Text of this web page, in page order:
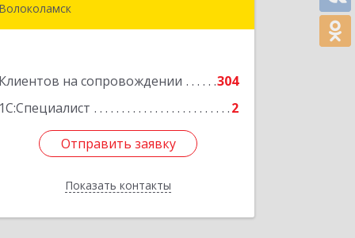
Волоколамск
Клиентов на сопровождении
304
1С:Специалист
2
Отправить заявку
Показать контакты
Подробнее
Отправить заявку
Назад